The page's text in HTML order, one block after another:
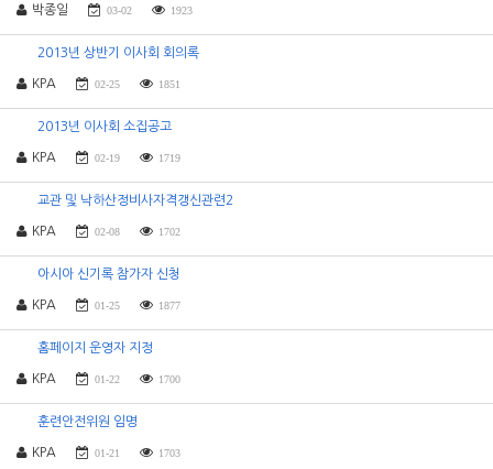
박종일 03-02 1923
2013년 상반기 이사회 회의록
KPA 02-25 1851
2013년 이사회 소집공고
KPA 02-19 1719
교관 및 낙하산정비사자격갱신관련2
KPA 02-08 1702
아시아 신기록 참가자 신청
KPA 01-25 1877
홈페이지 운영자 지정
KPA 01-22 1700
훈련안전위원 임명
KPA 01-21 1703